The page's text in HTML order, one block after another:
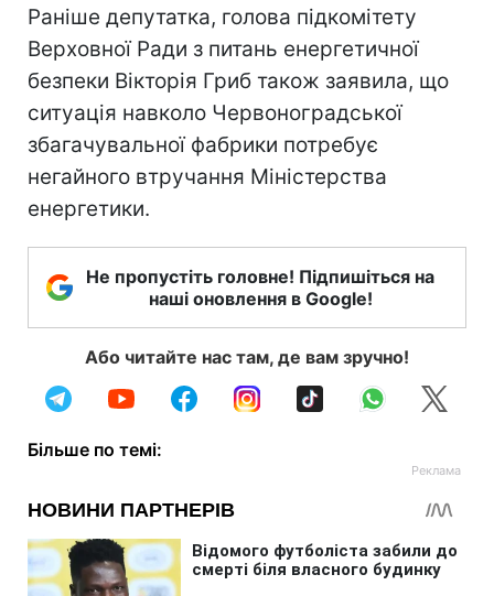
Раніше депутатка, голова підкомітету
Верховної Ради з питань енергетичної
безпеки Вікторія Гриб також заявила, що
ситуація навколо Червоноградської
збагачувальної фабрики потребує
негайного втручання Міністерства
енергетики.
Не пропустіть головне! Підпишіться на
наші оновлення в Google!
Або читайте нас там, де вам зручно!
Більше по темі: